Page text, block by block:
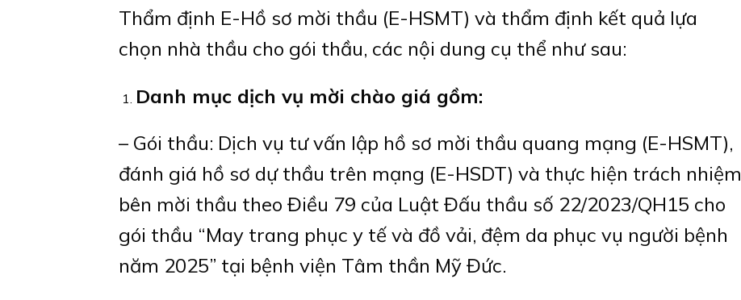
Thẩm định E-Hồ sơ mời thầu (E-HSMT) và thẩm định kết quả lựa
chọn nhà thầu cho gói thầu, các nội dung cụ thể như sau:
Danh mục dịch vụ mời chào giá gồm:
– Gói thầu: Dịch vụ tư vấn lập hồ sơ mời thầu quang mạng (E-HSMT),
đánh giá hồ sơ dự thầu trên mạng (E-HSDT) và thực hiện trách nhiệm
bên mời thầu theo Điều 79 của Luật Đấu thầu số 22/2023/QH15 cho
gói thầu “May trang phục y tế và đồ vải, đệm da phục vụ người bệnh
năm 2025” tại bệnh viện Tâm thần Mỹ Đức.